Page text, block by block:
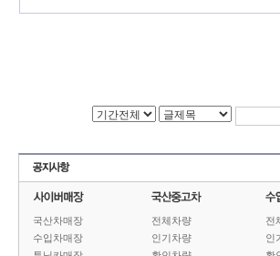
국산차매장
수입차매장
전체차량
인기차량
전
인